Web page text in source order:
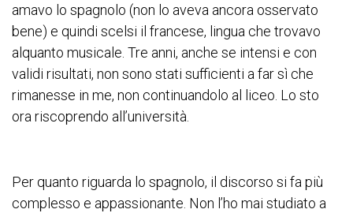
amavo lo spagnolo (non lo aveva ancora osservato
bene) e quindi scelsi il francese, lingua che trovavo
alquanto musicale. Tre anni, anche se intensi e con
validi risultati, non sono stati sufficienti a far sì che
rimanesse in me, non continuandolo al liceo. Lo sto
ora riscoprendo all’università.
Per quanto riguarda lo spagnolo, il discorso si fa più
complesso e appassionante. Non l’ho mai studiato a